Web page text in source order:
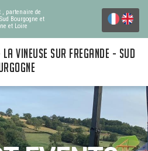
, partenaire de
Bourgogne et
et Loire
VINEUSE SUR FREGANDE - SUD